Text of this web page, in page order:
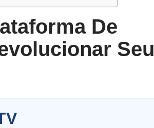
De
Seu